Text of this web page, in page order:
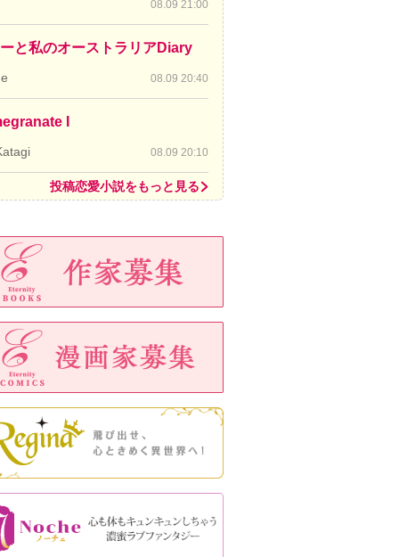
08.09 21:00
と私のオーストラリアDiary
08.09 20:40
I
08.09 20:10
投稿恋愛小説をもっと見る